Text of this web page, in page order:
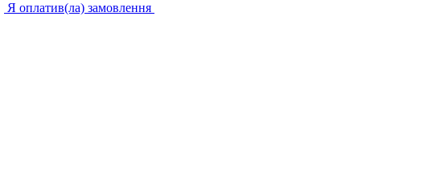
Я оплатив(ла) замовлення